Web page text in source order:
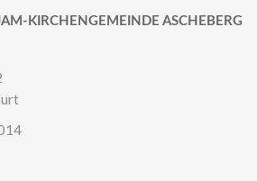
KIRCHENGEMEINDE ASCHEBERG